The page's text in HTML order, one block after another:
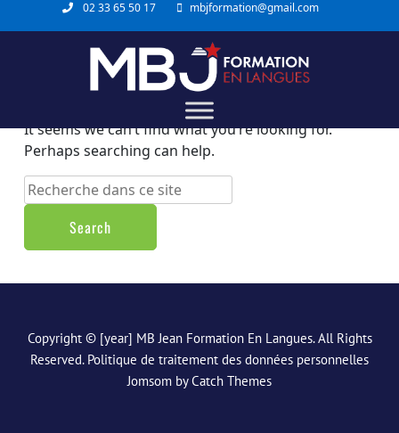
02 33 65 50 17 mbjformation@gmail.com
Nothing Found
It seems we can’t find what you’re looking for.
Perhaps searching can help.
Copyright © [year] MB Jean Formation En Langues. All Rights
Reserved. Politique de traitement des données personnelles
Jomsom byCatch Themes